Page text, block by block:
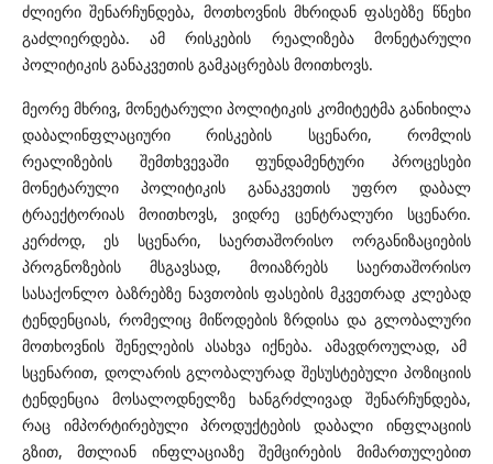
ძლიერი შენარჩუნდება, მოთხოვნის მხრიდან ფასებზე წნეხი
გაძლიერდება. ამ რისკების რეალიზება მონეტარული
პოლიტიკის განაკვეთის გამკაცრებას მოითხოვს.
მეორე მხრივ, მონეტარული პოლიტიკის კომიტეტმა განიხილა
დაბალინფლაციური რისკების სცენარი, რომლის
რეალიზების შემთხვევაში ფუნდამენტური პროცესები
მონეტარული პოლიტიკის განაკვეთის უფრო დაბალ
ტრაექტორიას მოითხოვს, ვიდრე ცენტრალური სცენარი.
კერძოდ, ეს სცენარი, საერთაშორისო ორგანიზაციების
პროგნოზების მსგავსად, მოიაზრებს საერთაშორისო
სასაქონლო ბაზრებზე ნავთობის ფასების მკვეთრად კლებად
ტენდენციას, რომელიც მიწოდების ზრდისა და გლობალური
მოთხოვნის შენელების ასახვა იქნება. ამავდროულად, ამ
სცენარით, დოლარის გლობალურად შესუსტებული პოზიციის
ტენდენცია მოსალოდნელზე ხანგრძლივად შენარჩუნდება,
რაც იმპორტირებული პროდუქტების დაბალი ინფლაციის
გზით, მთლიან ინფლაციაზე შემცირების მიმართულებით